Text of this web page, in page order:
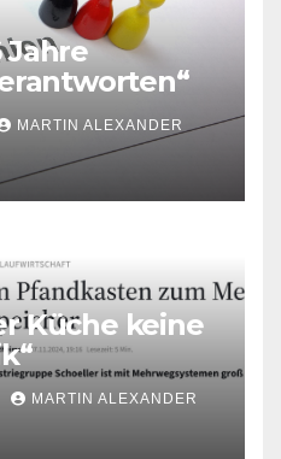
Jahre
MARTIN ALEXANDER
Küche keine
MARTIN ALEXANDER